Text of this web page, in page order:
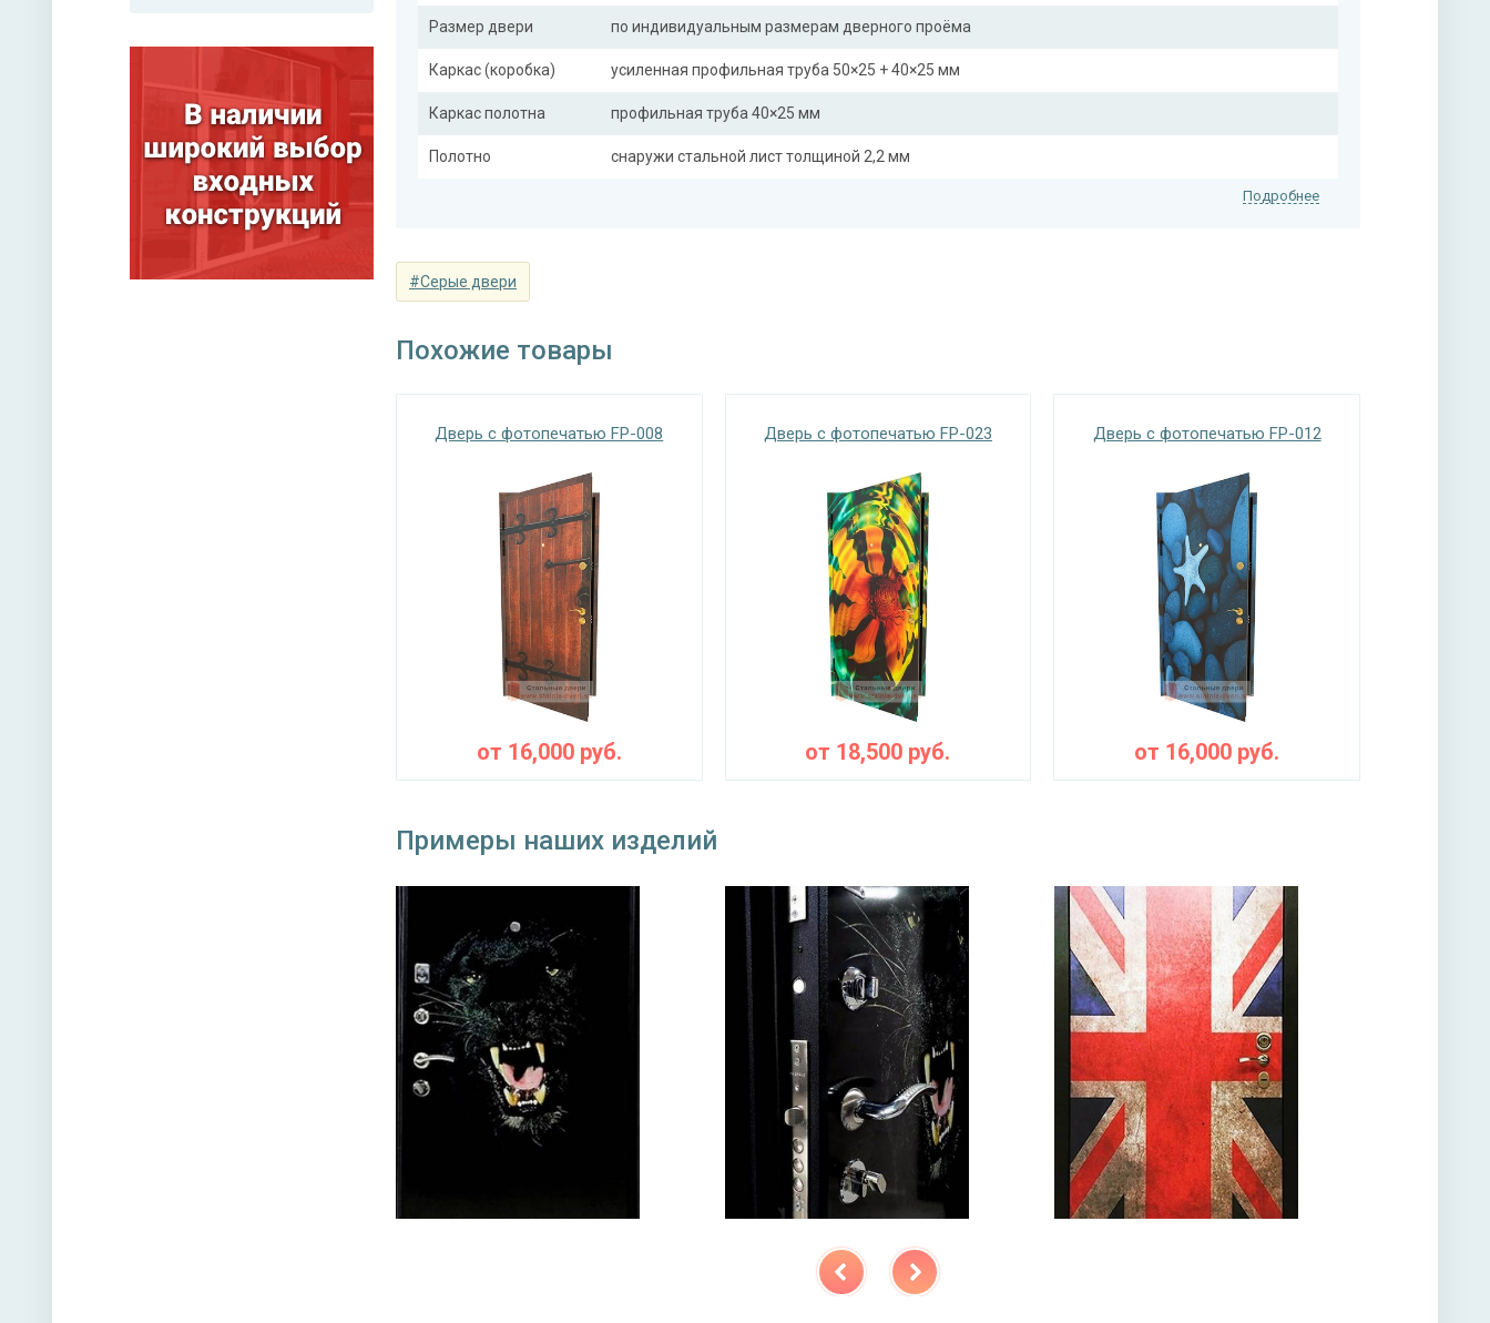
Размер двери по индивидуальным размерам дверного проёма
Каркас (коробка) усиленная профильная труба 50×25 + 40×25 мм
Каркас полотна профильная труба 40×25 мм
Полотно снаружи стальной лист толщиной 2,2 мм
(усилители)
Отделка снаружи
винилискожа с поролоном 0,5 мм (цвет и рисунок на выбор); возможен вариант отделки МДФ
Верхний замок «Мосрентген» сейфового типа с нажимной ручкой, 3-х ригельный
Нижний замок
Глазок наблюдения
Противосъемные
устройства
Изоляционные материалы
Звуко- и
наружное / внутреннее,
левое / правое (на выбор)
Угол открывания
Подробнее
#Серые двери
Похожие товары
Дверь с фотопечатью FP-008
от 16,000руб.
Дверь с фотопечатью FP-023
от 18,500 руб.
Дверь с фотопечатью FP-012
от 16,000 руб.
Примеры наших изделий